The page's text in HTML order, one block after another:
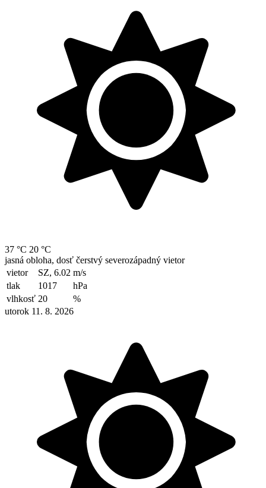
37 °C 20 °C
jasná obloha, dosť čerstvý severozápadný vietor
vietor
SZ, 6.02 m/s
tlak
1017
hPa
vlhkosť 20
%
utorok 11. 8. 2026